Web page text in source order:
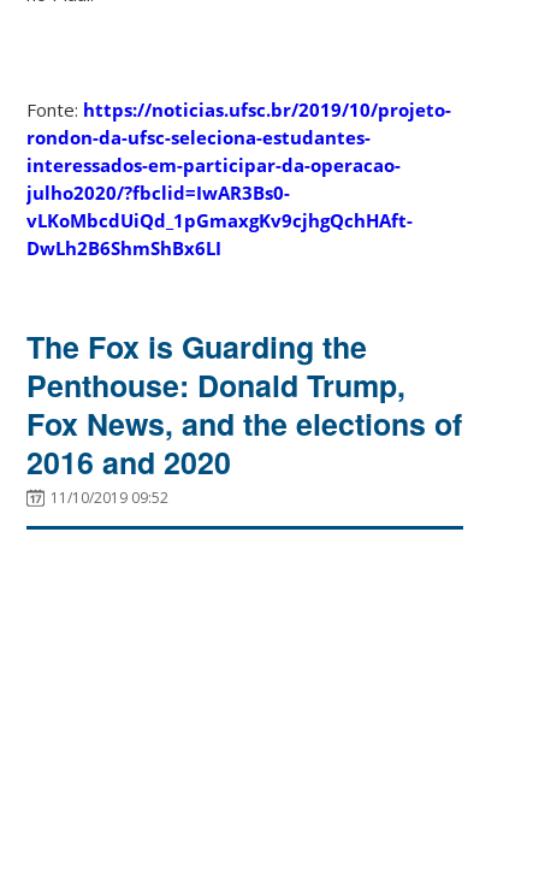
Fonte: https://noticias.ufsc.br/2019/10/projeto-
rondon-da-ufsc-seleciona-estudantes-
interessados-em-participar-da-operacao-
julho2020/?fbclid=IwAR3Bs0-
vLKoMbcdUiQd_1pGmaxgKv9cjhgQchHAft-
DwLh2B6ShmShBx6LI
The Fox is Guarding the
Penthouse: Donald Trump,
Fox News, and the elections of
2016 and 2020
11/10/2019 09:52